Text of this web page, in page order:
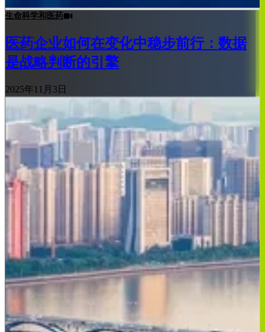
生命科学和医药
医药企业如何在变化中稳步前行：数据
是战略判断的引擎
2025年11月3日